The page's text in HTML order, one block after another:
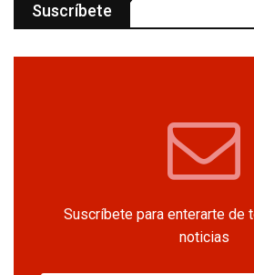
Suscríbete
Suscríbete para enterarte de
noticias